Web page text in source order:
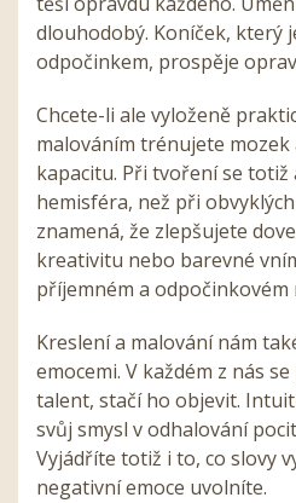
dlouhodobý. Koníček, který
odpočinkem, prospěje
Chcete-li ale vyloženě
malováním trénujete
kapacitu. Při tvoření se totiž
hemisféra, než při
znamená, že zlepšujete
kreativitu nebo barevné
příjemném a odpočinkovém
Kreslení a malování nám
emocemi. V každém z nás
talent, stačí ho objevit.
svůj smysl v odhalování
Vyjádříte totiž i to, co slovy
negativní emoce uvolníte.